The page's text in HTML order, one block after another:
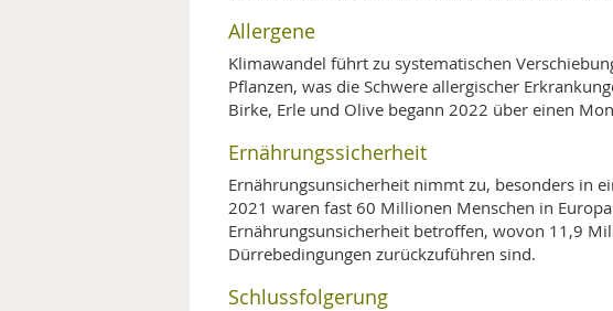
Allergene
Klimawandel führt zu systematischen
Pflanzen, was die Schwere allergischer
Birke, Erle und Olive begann 2022 über einen
Ernährungssicherheit
Ernährungsunsicherheit nimmt zu, besonders in
2021 waren fast 60 Millionen Menschen in
Ernährungsunsicherheit betroffen, wovon 11,9
Dürrebedingungen zurückzuführen sind.
Schlussfolgerung